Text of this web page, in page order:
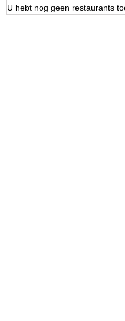
U hebt nog geen restaurants